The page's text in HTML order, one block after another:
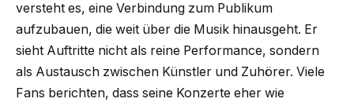
versteht es, eine Verbindung zum Publikum
aufzubauen, die weit über die Musik hinausgeht. Er
sieht Auftritte nicht als reine Performance, sondern
als Austausch zwischen Künstler und Zuhörer. Viele
Fans berichten, dass seine Konzerte eher wie